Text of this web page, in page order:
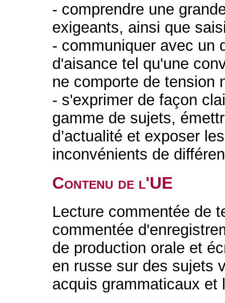
- comprendre une
exigeants, ainsi que
- communiquer avec un
d'aisance tel qu'une
ne comporte de tension
- s'exprimer de façon
gamme de sujets,
d’actualité et exposer
inconvénients de
Contenu de l'UE
Lecture commentée de
commentée
de production orale et
en russe sur des sujets
acquis grammaticaux et